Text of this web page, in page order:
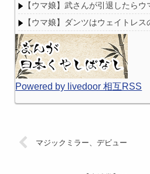
【ウマ娘】武さんが引退したら
【ウマ娘】ダンツはウェイトレス
Powered by livedoor 相互RSS
マジックミラー、デビュー